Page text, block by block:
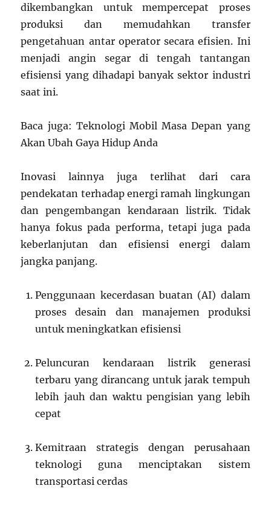
dikembangkan untuk mempercepat proses
produksi dan memudahkan transfer
pengetahuan antar operator secara efisien. Ini
menjadi angin segar di tengah tantangan
efisiensi yang dihadapi banyak sektor industri
saat ini.
Baca juga: Teknologi Mobil Masa Depan yang
Akan Ubah Gaya Hidup Anda
Inovasi lainnya juga terlihat dari cara
pendekatan terhadap energi ramah lingkungan
dan pengembangan kendaraan listrik. Tidak
hanya fokus pada performa, tetapi juga pada
keberlanjutan dan efisiensi energi dalam
jangka panjang.
Penggunaan kecerdasan buatan (AI) dalam
proses desain dan manajemen produksi
untuk meningkatkan efisiensi
Peluncuran kendaraan listrik generasi
terbaru yang dirancang untuk jarak tempuh
lebih jauh dan waktu pengisian yang lebih
cepat
Kemitraan strategis dengan perusahaan
teknologi guna menciptakan sistem
transportasi cerdas